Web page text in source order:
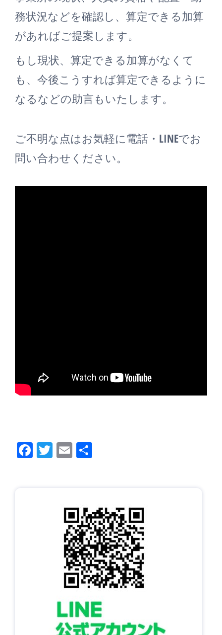
務状況などを確認し、算定できる加算
があればご提案します。
もし現状、算定できる加算がなくて
も、今後こうすれば算定できるように
なるなどの助言もいたします。
ご不明な点はお気軽に電話・LINEでお
問い合わせください。
Fa T E